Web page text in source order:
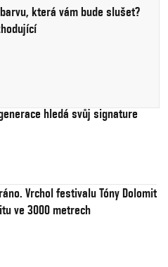
která vám bude slušet?
hledá svůj signature
Vrchol festivalu Tóny Dolomit
ve 3000 metrech